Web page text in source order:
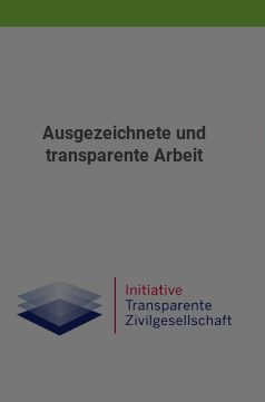
Ausgezeichnete und
transparente Arbeit